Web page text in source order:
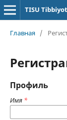
TISU
Главная /
Профиль
Имя *